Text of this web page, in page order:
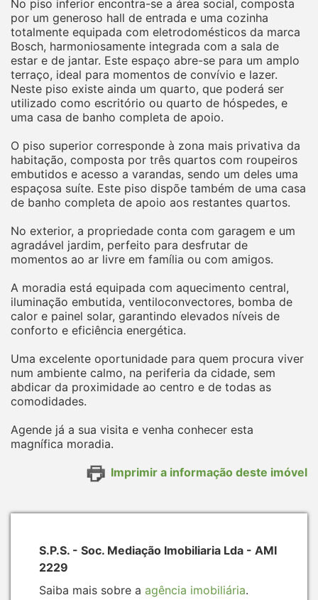
No piso inferior encontra-se a área social, composta
por um generoso hall de entrada e uma cozinha
totalmente equipada com eletrodomésticos da marca
Bosch, harmoniosamente integrada com a sala de
estar e de jantar. Este espaço abre-se para um amplo
terraço, ideal para momentos de convívio e lazer.
Neste piso existe ainda um quarto, que poderá ser
utilizado como escritório ou quarto de hóspedes, e
uma casa de banho completa de apoio.
O piso superior corresponde à zona mais privativa da
habitação, composta por três quartos com roupeiros
embutidos e acesso a varandas, sendo um deles uma
espaçosa suíte. Este piso dispõe também de uma casa
de banho completa de apoio aos restantes quartos.
No exterior, a propriedade conta com garagem e um
agradável jardim, perfeito para desfrutar de
momentos ao ar livre em família ou com amigos.
A moradia está equipada com aquecimento central,
iluminação embutida, ventiloconvectores, bomba de
calor e painel solar, garantindo elevados níveis de
conforto e eficiência energética.
Uma excelente oportunidade para quem procura viver
num ambiente calmo, na periferia da cidade, sem
abdicar da proximidade ao centro e de todas as
comodidades.
Agende já a sua visita e venha conhecer esta
magnífica moradia.
Imprimir a informação deste imóvel
S.P.S. - Soc. Mediação Imobiliaria Lda - AMI
2229
Saiba mais sobre a agência imobiliária.